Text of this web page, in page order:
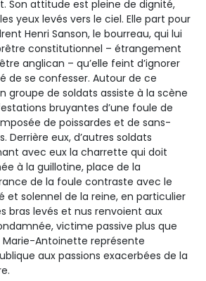
Son attitude est pleine de dignité,
yeux levés vers le ciel. Elle part pour
Henri Sanson, le bourreau, qui lui
constitutionnel – étrangement
anglican – qu’elle feint d’ignorer
de se confesser. Autour de ce
groupe de soldats assiste à la scène
bruyantes d’une foule de
de poissardes et de sans-
Derrière eux, d’autres soldats
avec eux la charrette qui doit
à la guillotine, place de la
de la foule contraste avec le
solennel de la reine, en particulier
bras levés et nus renvoient aux
victime passive plus que
Antoinette représente
aux passions exacerbées de la